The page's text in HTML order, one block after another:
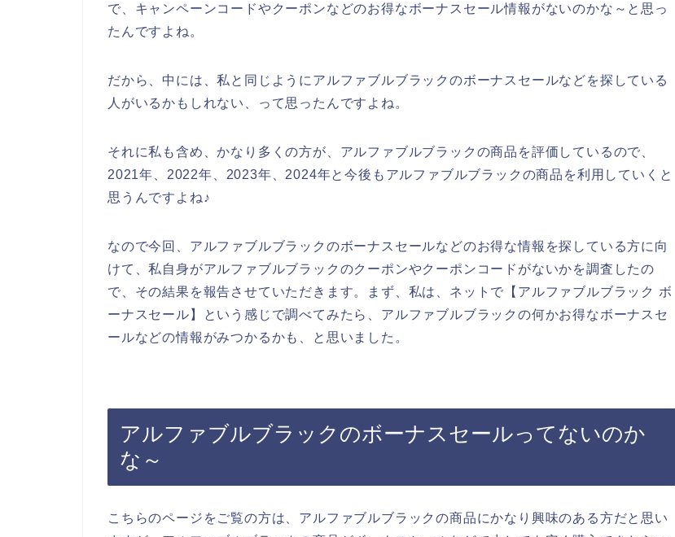
で、キャンペーンコードやクーポンなどのお得なボーナスセール情報がないのかな～と思っ
たんですよね。
だから、中には、私と同じようにアルファブルブラックのボーナスセールなどを探している
人がいるかもしれない、って思ったんですよね。
それに私も含め、かなり多くの方が、アルファブルブラックの商品を評価しているので、
2021年、2022年、2023年、2024年と今後もアルファブルブラックの商品を利用していくと
思うんですよね♪
なので今回、アルファブルブラックのボーナスセールなどのお得な情報を探している方に向
けて、私自身がアルファブルブラックのクーポンやクーポンコードがないかを調査したの
で、その結果を報告させていただきます。まず、私は、ネットで【アルファブルブラック ボ
ーナスセール】という感じで調べてみたら、アルファブルブラックの何かお得なボーナスセ
ールなどの情報がみつかるかも、と思いました。
アルファブルブラックのボーナスセールってないのか
な～
こちらのページをご覧の方は、アルファブルブラックの商品にかなり興味のある方だと思い